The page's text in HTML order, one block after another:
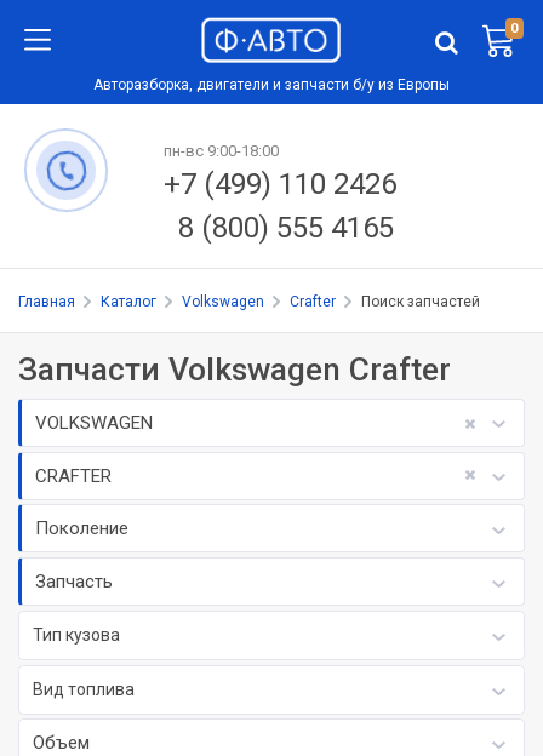
0
Авторазборка, двигатели и запчасти б/у из Европы
пн-вс 9:00-18:00
+7 (499) 110 2426
8 (800) 555 4165
Главная Каталог Volkswagen Crafter Поиск запчастей
Запчасти Volkswagen Crafter
VOLKSWAGEN
CRAFTER
Поколение
Запчасть
Тип кузова
Вид топлива
Объем